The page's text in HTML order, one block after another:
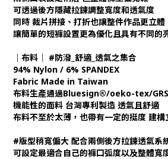
可透過後方隱藏拉鍊調整寬度和透氣度
同時 裁片拼接、打折也讓整件作品更立體
讓簡單的短褲設置更為優化且具有不同的
｜布料｜ #防潑_舒適_透氣之集合
94% Nylon / 6% SPANDEX
Fabric Made in Taiwan
布料生產通過Bluesign®/oeko-tex/
機能性的面料 台灣專利製造 透氣且舒適
布料不至於太薄，也帶有一定的挺度 建構
#版型稍寬偏大 配合兩側後方拉鍊透氣系
可設定最適合自己的褲口弧度以及整體寬